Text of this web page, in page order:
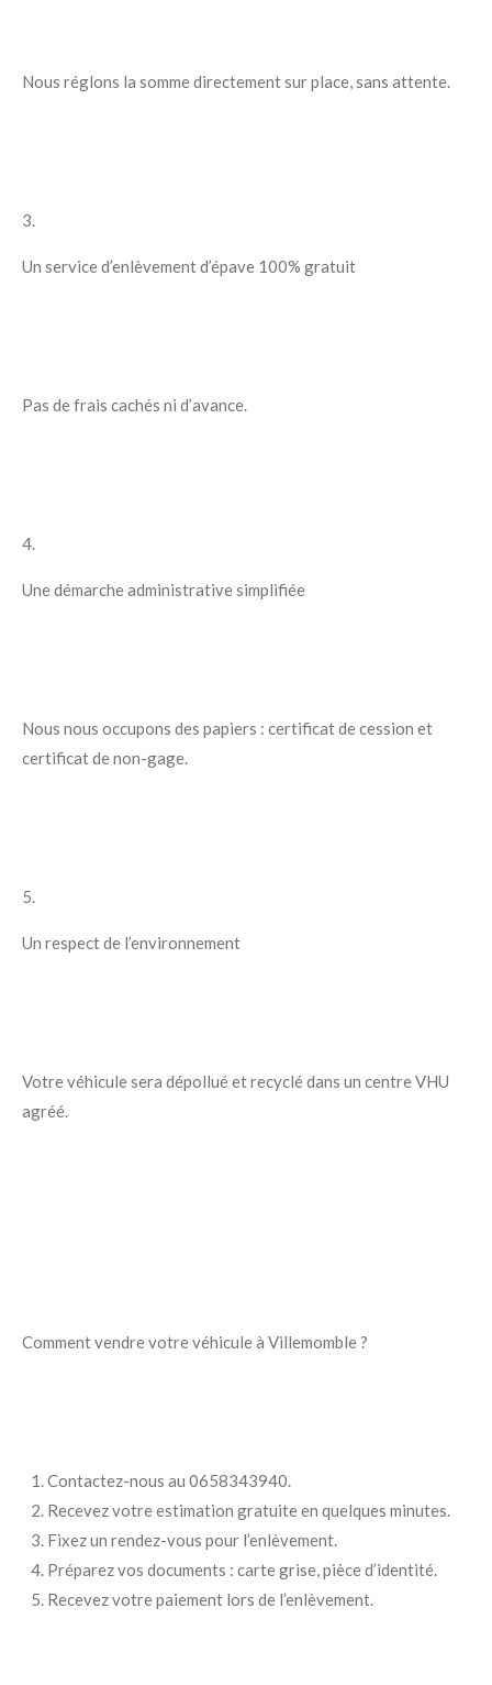
Nous réglons la somme directement sur place, sans attente.
3.
Un service d’enlèvement d’épave 100% gratuit
Pas de frais cachés ni d’avance.
4.
Une démarche administrative simplifiée
Nous nous occupons des papiers : certificat de cession et
certificat de non-gage.
5.
Un respect de l’environnement
Votre véhicule sera dépollué et recyclé dans un centre VHU
agréé.
Comment vendre votre véhicule à Villemomble ?
Contactez-nous au 0658343940.
Recevez votre estimation gratuite en quelques minutes.
Fixez un rendez-vous pour l’enlèvement.
Préparez vos documents : carte grise, pièce d’identité.
Recevez votre paiement lors de l’enlèvement.